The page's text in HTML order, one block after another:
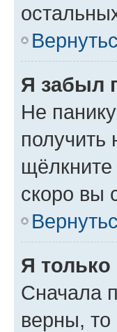
Я забыл
Не
скоро вы
Я только
Сначала
верны,